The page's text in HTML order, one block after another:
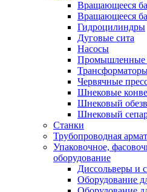
Вращающееся
Вращающееся
Гидроцилиндры
Дуговые сита
Насосы
Промышленные
Червячные
Шнековые
Шнековый
Шнековый
Станки
Трубопроводная
Упаковочное,
оборудование
Диссольверы и
Оборудование